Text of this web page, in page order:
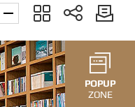
POPUP
ZONE